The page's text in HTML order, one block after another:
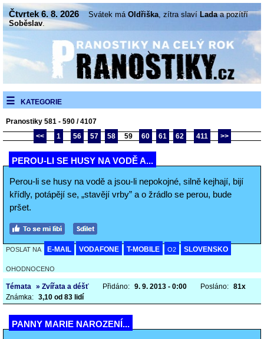
Čtvrtek 6. 8. 2026 Svátek má Oldřiška, zítra slaví Ladaa pozítří
Soběslav.
KATEGORIE
Pranostiky 581 - 590 / 4107
<<
1 56 57 58 59 60 61 62 411 >>
PEROU-LI SE HUSY NA VODĚ A...
Perou-li se husy na vodě a jsou-li nepokojné, silně kejhají, bijí
křídly, potápějí se, „stavějí vrby” a o žrádlo se perou, bude
pršet.
POSLAT NA E-MAIL VODAFONE T-MOBILE O2 SLOVENSKO
OHODNOCENO
Témata » Zvířata a déšť Přidáno: 9. 9. 2013 - 0:00 Posláno: 81x
Známka: 3,10 od 83 lidí
PANNY MARIE NAROZENÍ...